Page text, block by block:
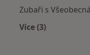
Zubaři s
Více (3)